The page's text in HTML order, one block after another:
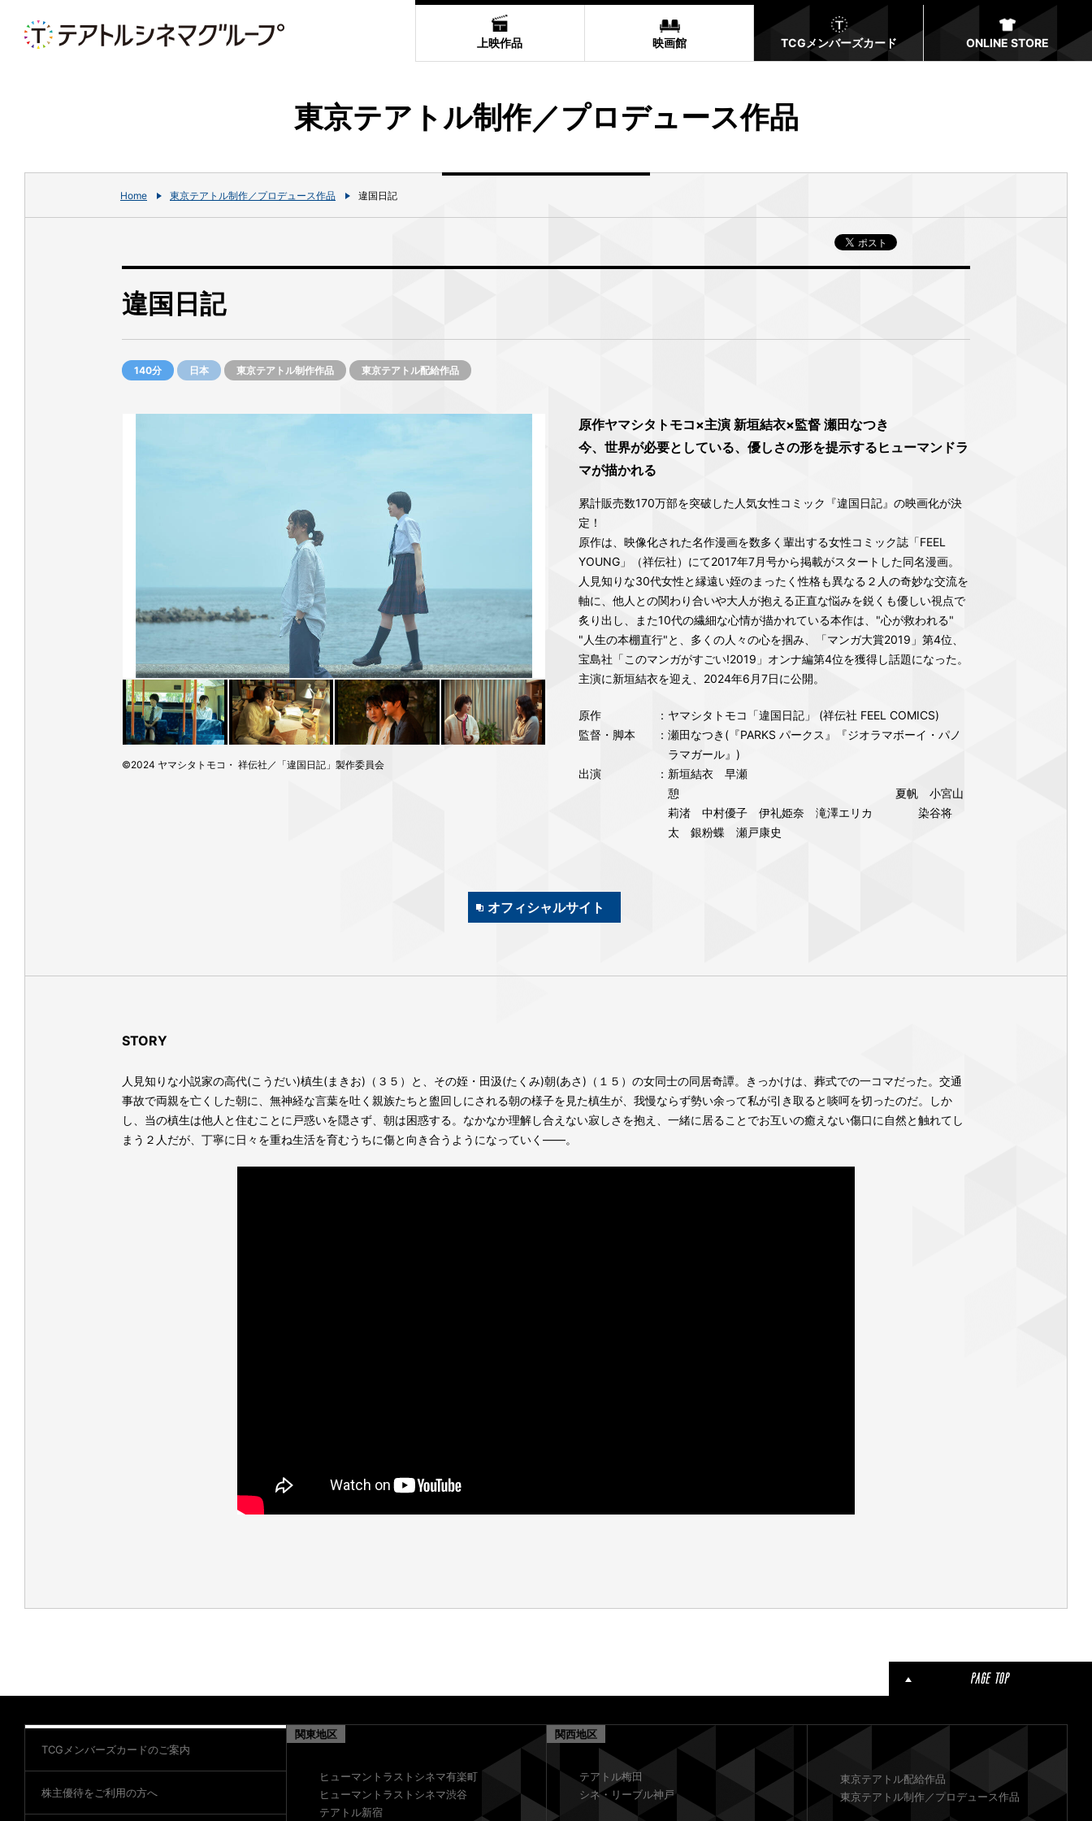
上映作品 映画館 TCGメンバーズカード ONLINE STORE
東京テアトル制作／プロデュース作品
Home 東京テアトル制作／プロデュース作品 違国日記
違国日記
140分 日本 東京テアトル制作作品 東京テアトル配給作品
©2024 ヤマシタトモコ・ 祥伝社／「違国日記」製作委員会
原作ヤマシタトモコ×主演 新垣結衣×監督 瀬田なつき
今、世界が必要としている、優しさの形を提示するヒューマンドラ
マが描かれる
累計販売数170万部を突破した人気女性コミック『違国日記』の映画化が決
定！
原作は、映像化された名作漫画を数多く輩出する女性コミック誌「FEEL
YOUNG」（祥伝社）にて2017年7月号から掲載がスタートした同名漫画。
人見知りな30代女性と縁遠い姪のまったく性格も異なる２人の奇妙な交流を
軸に、他人との関わり合いや大人が抱える正直な悩みを鋭くも優しい視点で
炙り出し、また10代の繊細な心情が描かれている本作は、"心が救われる"
"人生の本棚直行"と、多くの人々の心を掴み、「マンガ大賞2019」第4位、
宝島社「このマンガがすごい!2019」オンナ編第4位を獲得し話題になった。
主演に新垣結衣を迎え、2024年6月7日に公開。
原作
：ヤマシタトモコ「違国日記」 (祥伝社 FEEL COMICS)
監督・脚本
：瀬田なつき(『PARKS パークス』『ジオラマボーイ・パノ
ラマガール』)
出演
：新垣結衣 早瀬
憩 夏帆 小宮山
莉渚 中村優子 伊礼姫奈 滝澤エリカ 染谷将
太 銀粉蝶 瀬戸康史
オフィシャルサイト
STORY
人見知りな小説家の高代(こうだい)槙生(まきお)（３５）と、その姪・田汲(たくみ)朝(あさ)（１５）の女同士の同居奇譚。きっかけは、葬式での一コマだった。交通
事故で両親を亡くした朝に、無神経な言葉を吐く親族たちと盥回しにされる朝の様子を見た槙生が、我慢ならず勢い余って私が引き取ると啖呵を切ったのだ。しか
し、当の槙生は他人と住むことに戸惑いを隠さず、朝は困惑する。なかなか理解し合えない寂しさを抱え、一緒に居ることでお互いの癒えない傷口に自然と触れてし
まう２人だが、丁寧に日々を重ね生活を育むうちに傷と向き合うようになっていく――。
TCGメンバーズカードのご案内
株主優待をご利用の方へ
関東地区
ヒューマントラストシネマ有楽町
ヒューマントラストシネマ渋谷
テアトル新宿
関西地区
テアトル梅田
シネ・リーブル神戸
東京テアトル配給作品
東京テアトル制作／プロデュース作品